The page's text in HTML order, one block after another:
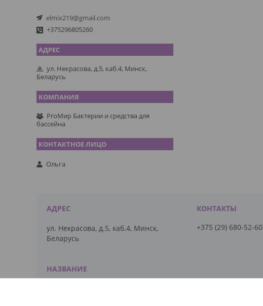
elmix219@gmail.com
+375296805260
ул. Некрасова, д.5, каб.4, Минск,
Беларусь
ProМир Бактерии и средства для
бассейна
Ольга
ул. Некрасова, д.5, каб.4, Минск,
Беларусь
+375 (29) 680-52-60